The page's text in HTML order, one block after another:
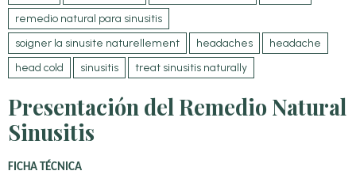
remedio natural para sinusitis
soigner la sinusite naturellement
headaches
headache
head cold
sinusitis treat sinusitis naturally
Presentación del Remedio Natural
Sinusitis
FICHA TÉCNICA